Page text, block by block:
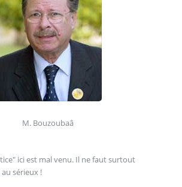
M. Bouzoubaâ
ici est mal venu. Il ne faut surtout
sérieux !